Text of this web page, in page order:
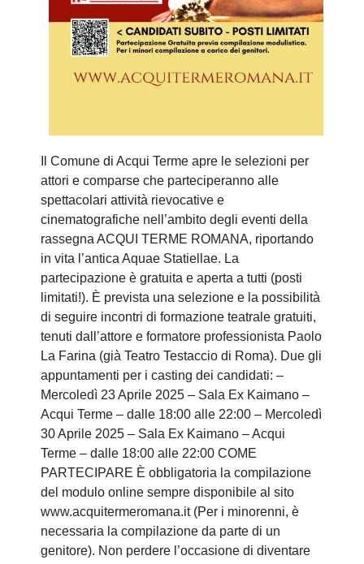
Il Comune di Acqui Terme apre le selezioni per
attori e comparse che parteciperanno alle
spettacolari attività rievocative e
cinematografiche nell’ambito degli eventi della
rassegna ACQUI TERME ROMANA, riportando
in vita l’antica Aquae Statiellae. La
partecipazione è gratuita e aperta a tutti (posti
limitati!). È prevista una selezione e la possibilità
di seguire incontri di formazione teatrale gratuiti,
tenuti dall’attore e formatore professionista Paolo
La Farina (già Teatro Testaccio di Roma). Due gli
appuntamenti per i casting dei candidati: –
Mercoledì 23 Aprile 2025 – Sala Ex Kaimano –
Acqui Terme – dalle 18:00 alle 22:00 – Mercoledì
30 Aprile 2025 – Sala Ex Kaimano – Acqui
Terme – dalle 18:00 alle 22:00 COME
PARTECIPARE È obbligatoria la compilazione
del modulo online sempre disponibile al sito
www.acquitermeromana.it (Per i minorenni, è
necessaria la compilazione da parte di un
genitore). Non perdere l’occasione di diventare